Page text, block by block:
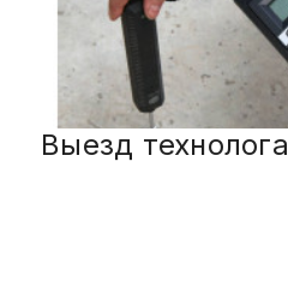
Выезд технолога